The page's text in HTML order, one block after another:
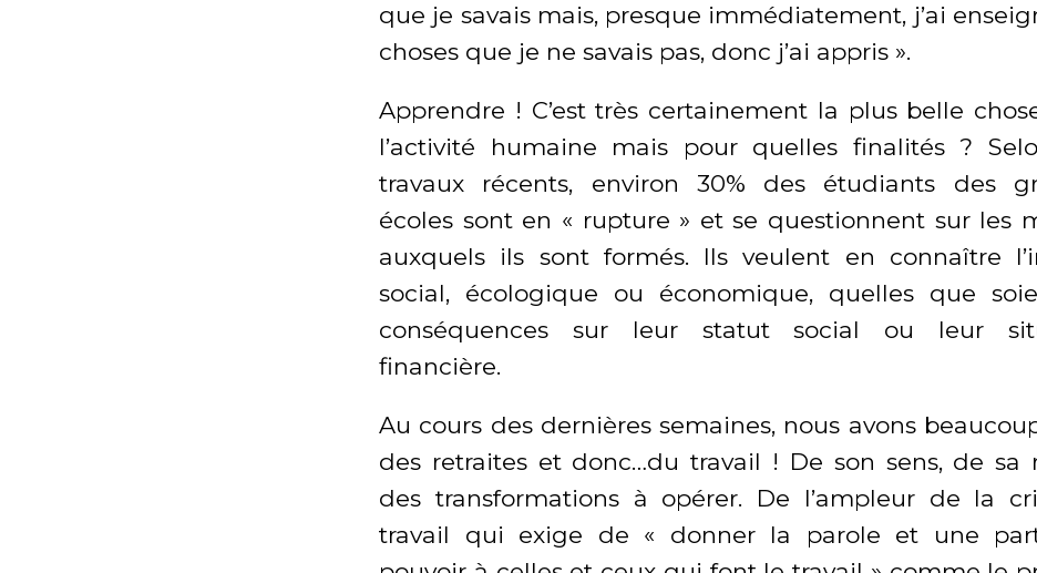
que je savais mais, presque immédiatement, j’ai
choses que je ne savais pas, donc j’ai appris ».
Apprendre ! C’est très certainement la plus belle
l’activité humaine mais pour quelles finalités ?
travaux récents, environ 30% des étudiants des
écoles sont en « rupture » et se questionnent sur les
auxquels ils sont formés. Ils veulent en connaître
social, écologique ou économique, quelles que
conséquences sur leur statut social ou leur
financière.
Au cours des dernières semaines, nous avons
des retraites et donc…du travail ! De son sens, de sa
des transformations à opérer. De l’ampleur de la
travail qui exige de « donner la parole et une